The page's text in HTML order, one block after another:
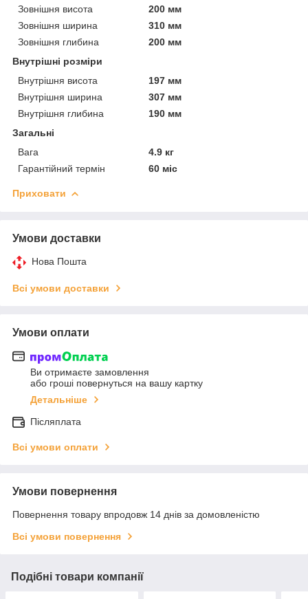
Зовнішня висота
200 мм
Зовнішня ширина
310 мм
Зовнішня глибина
200 мм
Внутрішні розміри
Внутрішня висота
197 мм
Внутрішня ширина
307 мм
Внутрішня глибина
190 мм
Загальні
Вага
4.9 кг
Гарантійний термін
60 міс
Приховати
Умови доставки
Нова Пошта
Всі умови доставки
Умови оплати
Ви отримаєте замовлення
або гроші повернуться на вашу картку
Детальніше
Післяплата
Всі умови оплати
Умови повернення
Повернення товару впродовж 14 днів за домовленістю
Всі умови повернення
Подібні товари компанії